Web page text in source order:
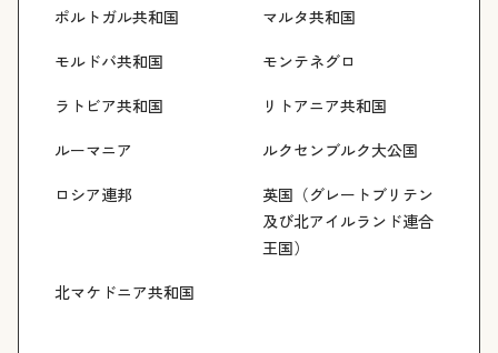
ポルトガル共和国
マルタ共和国
モルドバ共和国
モンテネグロ
ラトビア共和国
リトアニア共和国
ルーマニア
ルクセンブルク大公国
ロシア連邦
英国（グレートブリテン
及び北アイルランド連合
王国）
北マケドニア共和国